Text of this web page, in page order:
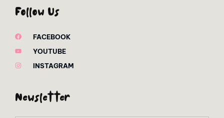
Follow Us
FACEBOOK
YOUTUBE
INSTAGRAM
Newsletter